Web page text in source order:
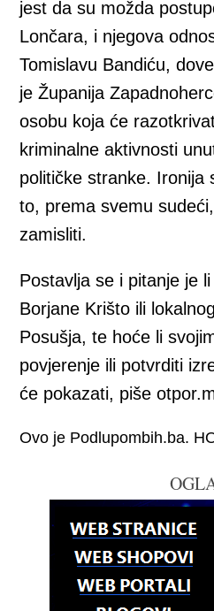
jest da su možda
Lončara, i njegova
Tomislavu Bandiću,
je Županija
osobu koja će
kriminalne aktivnosti
političke stranke. Ironija
to, prema svemu
zamisliti.
Postavlja se i pitanje je
Borjane Krišto ili
Posušja, te hoće li
povjerenje ili potvrditi
će pokazati, piše
Ovo je Podlupombih.ba.